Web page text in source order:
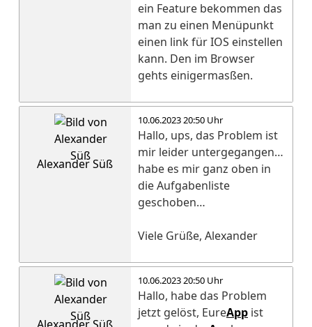
ein Feature bekommen das
man zu einen Menüpunkt
einen link für IOS einstellen
kann. Den im Browser
gehts einigermasßen.
Alexander Süß
10.06.2023 20:50 Uhr
Hallo, ups, das Problem ist
mir leider untergegangen…
habe es mir ganz oben in
die Aufgabenliste
geschoben…
Viele Grüße, Alexander
10.06.2023 20:50 Uhr
Hallo, habe das Problem
jetzt gelöst, EureApp ist